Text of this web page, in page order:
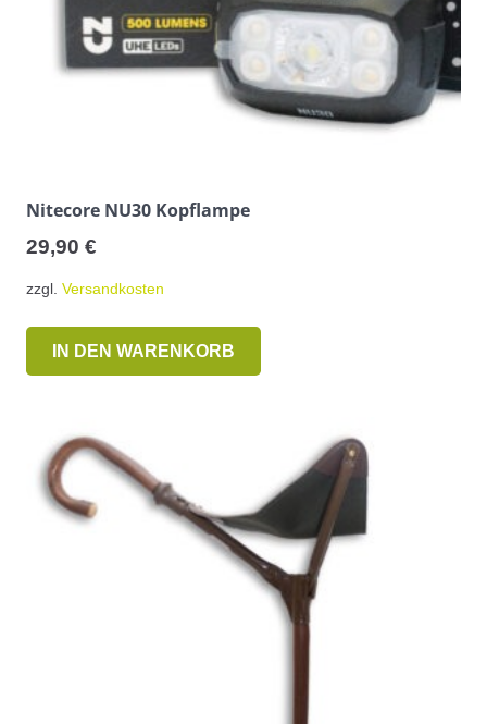
Nitecore NU30 Kopflampe
29,90 €
zzgl. Versandkosten
IN DEN WARENKORB